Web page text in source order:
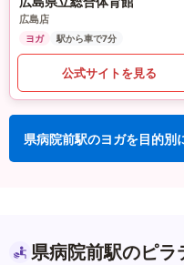
広島店
ヨガ 駅から車で7分
公式サイトを見る
県病院前駅のヨガを目的別
県病院前駅のピラ